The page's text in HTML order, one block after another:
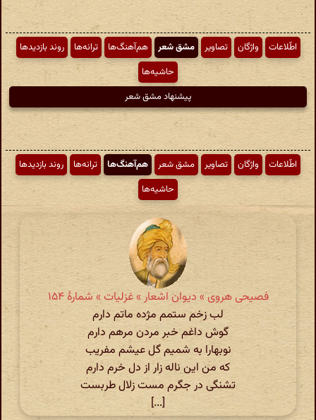
اطّلاعات واژگان تصاویر مشق شعر هم‌آهنگ‌ها ترانه‌ها
روند بازدیدها
حاشیه‌ها
پیشنهاد مشق شعر
اطّلاعات واژگان تصاویر مشق شعر هم‌آهنگ‌ها ترانه‌ها
روند بازدیدها
حاشیه‌ها
فصیحی هروی » دیوان اشعار » غزلیات » شمارهٔ ۱۵۴
لب زخم ستمم مژده ماتم دارم
گوش داغم خبر مردن مرهم دارم
نوبهارا به شمیم گل عیشم مفریب
که من این ناله زار از دل خرم دارم
تشنگی در جگرم مست زلال طربست
[...]